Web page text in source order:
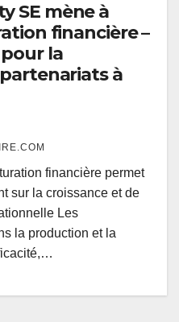
SE mène à
financière –
pour la
à
financière permet
sur la croissance et de
Les
la production et la